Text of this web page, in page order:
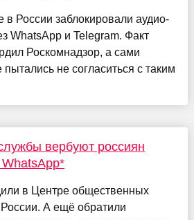
России заблокировали аудио-
WhatsApp и Telegram. Факт
Роскомнадзор, а сами
не согласиться с таким
вербуют россиян
WhatsApp*
в Центре общественных
А ещё обратили